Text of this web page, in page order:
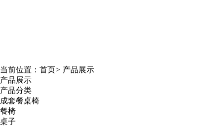
当前位置： 首页> 产品展示
产品展示
产品分类
成套餐桌椅
餐椅
桌子